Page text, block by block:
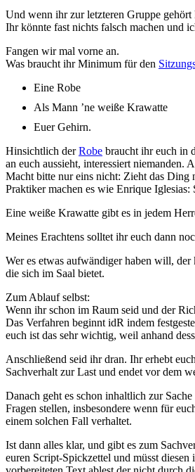
Und wenn ihr zur letzteren Gruppe
Ihr könnte fast nichts falsch machen und
Fangen wir mal vorne an.
Was braucht ihr Minimum für den
Eine Robe
Als Mann ’ne weiße Krawatte
Euer Gehirn.
Hinsichtlich derRobe braucht ihr euch in
an euch aussieht, interessiert niemanden.
Macht bitte nur eins nicht: Zieht das Ding
Praktiker machen es wie Enrique
Eine weiße Krawatte gibt es in jedem
Meines Erachtens solltet ihr euch dann
Wer es etwas aufwändiger haben will,
die sich im Saal bietet.
Zum Ablauf selbst:
Wenn ihr schon im Raum seid und der
Das Verfahren beginnt idR indem
euch ist das sehr wichtig, weil anhand
Anschließend seid ihr dran. Ihr erhebt
Sachverhalt zur Last und endet vor dem
Danach geht es schon inhaltlich zur
Fragen stellen, insbesondere wenn für
einem solchen Fall verhaltet.
Ist dann alles klar, und gibt es zum
euren Script-Spickzettel und müsst